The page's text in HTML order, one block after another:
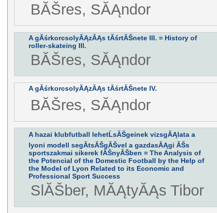
BĂŠres, SĂĄndor
A gĂśrkorcsolyĂĄzĂĄs tĂśrtĂŠnete III. = History of
roller-skateing III.
BĂŠres, SĂĄndor
A gĂśrkorcsolyĂĄzĂĄs tĂśrtĂŠnete IV.
BĂŠres, SĂĄndor
A hazai klubfutball lehetĹsĂŠgeinek vizsgĂĄlata a
lyoni modell segĂ­tsĂŠgĂŠvel a gazdasĂĄgi ĂŠs
sportszakmai sikerek fĂŠnyĂŠben = The Analysis of
the Potencial of the Domestic Football by the Help of
the Model of Lyon Related to its Economic and
Professional Sport Success
SlĂŠber, MĂĄtyĂĄs Tibor